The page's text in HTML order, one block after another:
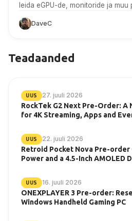
leida eGPU-de, monitoride ja muu
DaveC
Teadaanded
UUS 27. juuli 2026
RockTek G2 Next Pre-Order: A
for 4K Streaming, Apps and
UUS 22. juuli 2026
Retroid Pocket Nova Pre-order
Power and a 4.5-Inch AMOLED
UUS 16. juuli 2026
ONEXPLAYER 3 Pre-order:
Windows Handheld Gaming PC